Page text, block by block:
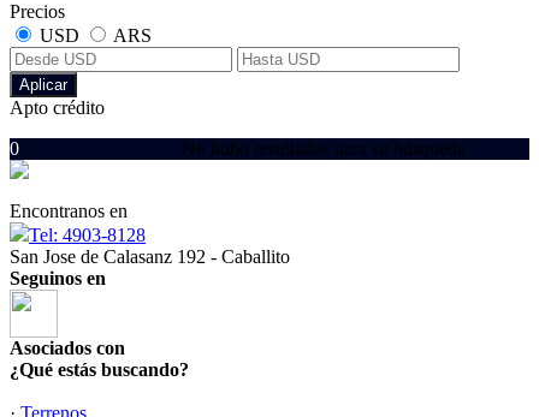
Precios
USD
ARS
Aplicar
Apto crédito
No hubo resultados para su búsqueda
0
Encontranos en
Tel: 4903-8128
San Jose de Calasanz 192 - Caballito
Seguinos en
Asociados con
¿Qué estás buscando?